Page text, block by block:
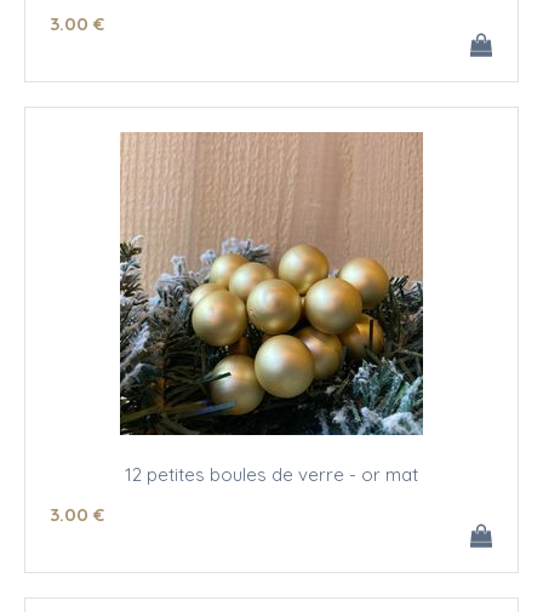
3.00 €
12 petites boules de verre - or mat
3.00 €